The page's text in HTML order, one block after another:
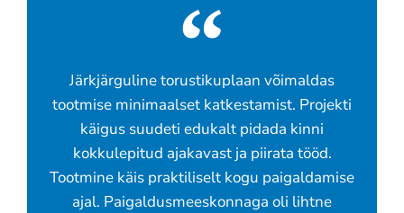
Järkjärguline torustikuplaan võimaldas
tootmise minimaalset katkestamist. Projekti
käigus suudeti edukalt pidada kinni
kokkulepitud ajakavast ja piirata tööd.
Tootmine käis praktiliselt kogu paigaldamise
ajal. Paigaldusmeeskonnaga oli lihtne